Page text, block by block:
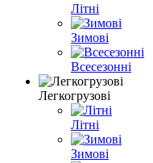
Літні
Зимові
Всесезонні
Легкогрузові
Літні
Зимові